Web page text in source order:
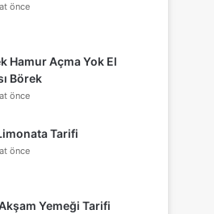
önce
Hamur Açma Yok El
Börek
önce
Tarifi
önce
Yemeği Tarifi